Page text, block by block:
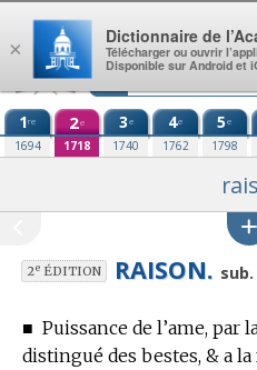
Aller au contenu
1re
1694
2e
1718
3e
1740
4e
1762
5e
1798
2eÉDITION RAISON.
■ Puissance de l’ame, par
distingué des bestes, & a
×
Dictionnaire de
Télécharger ou ouvrir
Disponible sur Android et